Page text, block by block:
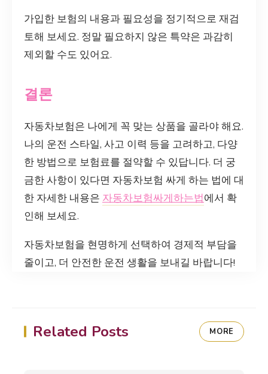
가입한 보험의 내용과 필요성을 정기적으로 재검
토해 보세요. 정말 필요하지 않은 특약은 과감히
제외할 수도 있어요.
결론
자동차보험은 나에게 꼭 맞는 상품을 골라야 해요.
나의 운전 스타일, 사고 이력 등을 고려하고, 다양
한 방법으로 보험료를 절약할 수 있답니다. 더 궁
금한 사항이 있다면 자동차보험 싸게 하는 법에 대
한 자세한 내용은 자동차보험싸게하는법에서 확
인해 보세요.
자동차보험을 현명하게 선택하여 경제적 부담을
줄이고, 더 안전한 운전 생활을 보내길 바랍니다!
Related Posts MORE